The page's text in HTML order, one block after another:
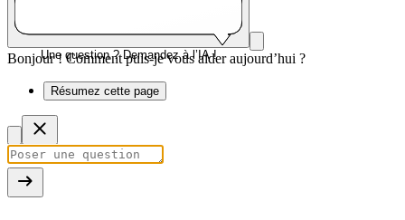
Une question ? Demandez à l’IA !
Bonjour ! Comment puis-je vous aider aujourd’hui ?
Résumez cette page